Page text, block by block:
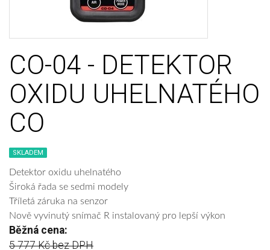
CO-04 - DETEKTOR
OXIDU UHELNATÉHO
CO
SKLADEM
Detektor oxidu uhelnatého
Široká řada se sedmi modely
Tříletá záruka na senzor
Nově vyvinutý snímač R instalovaný pro lepší výkon
Běžná cena:
5 777 Kčbez DPH